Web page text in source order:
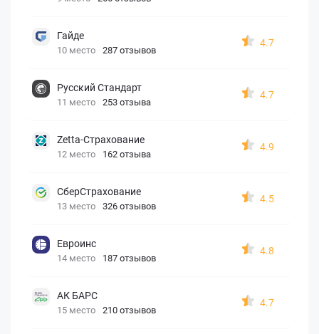
Гайде
10 место 287 отзывов
4.7
Русский Стандарт
11 место 253 отзыва
4.7
Zetta-Страхование
12 место 162 отзыва
4.9
СберСтрахование
13 место 326 отзывов
4.5
Евроинс
14 место 187 отзывов
4.8
АК БАРС
15 место 210 отзывов
4.7